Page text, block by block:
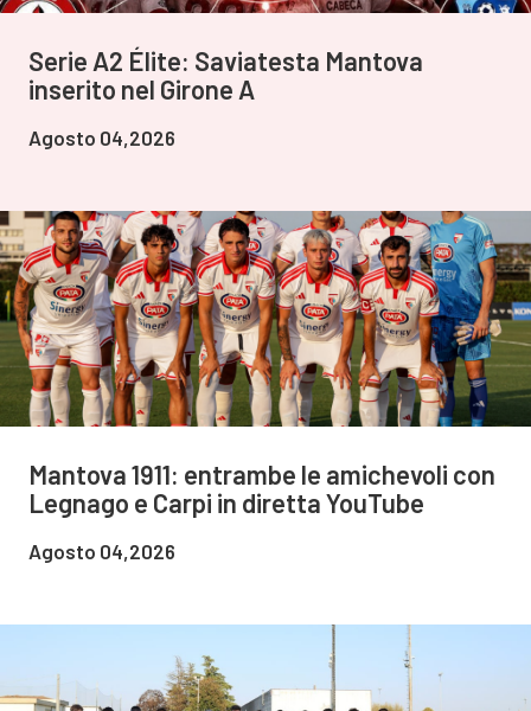
Serie A2 Élite: Saviatesta Mantova
inserito nel Girone A
Agosto 04,2026
Mantova 1911: entrambe le amichevoli con
Legnago e Carpi in diretta YouTube
Agosto 04,2026